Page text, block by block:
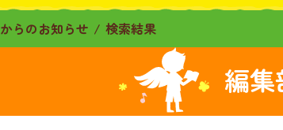
らのお知らせ 検索結果
編